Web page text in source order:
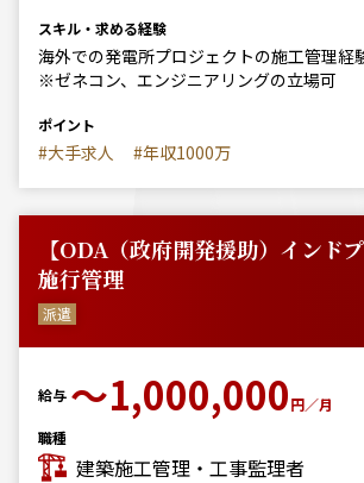
スキル・求める経験
海外での発電所プロジェクトの施工管理経
※ゼネコン、エンジニアリングの立場可
ポイント
#大手求人 #年収1000万
【ODA（政府開発援助）インド
施行管理
派遣
給与 〜1,000,000円／月
職種
建築施工管理・工事監理者